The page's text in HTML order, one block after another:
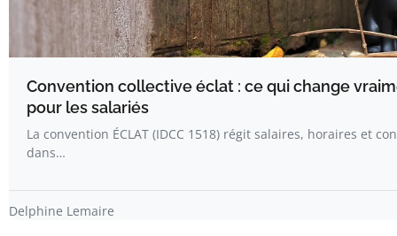
Convention collective éclat : ce qui change
pour les salariés
La convention ÉCLAT (IDCC 1518) régit salaires, horaires et
dans…
Delphine Lemaire